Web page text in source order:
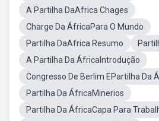
A Partilha DaAfrica Chages
Charge Da ÁfricaPara O Mundo
Partilha DaAfrica Resumo
A Partilha Da ÁfricaIntrodução
Congresso De Berlim EPartilha Da
Partilha Da ÁfricaMinerios
Partilha Da ÁfricaCapa Para